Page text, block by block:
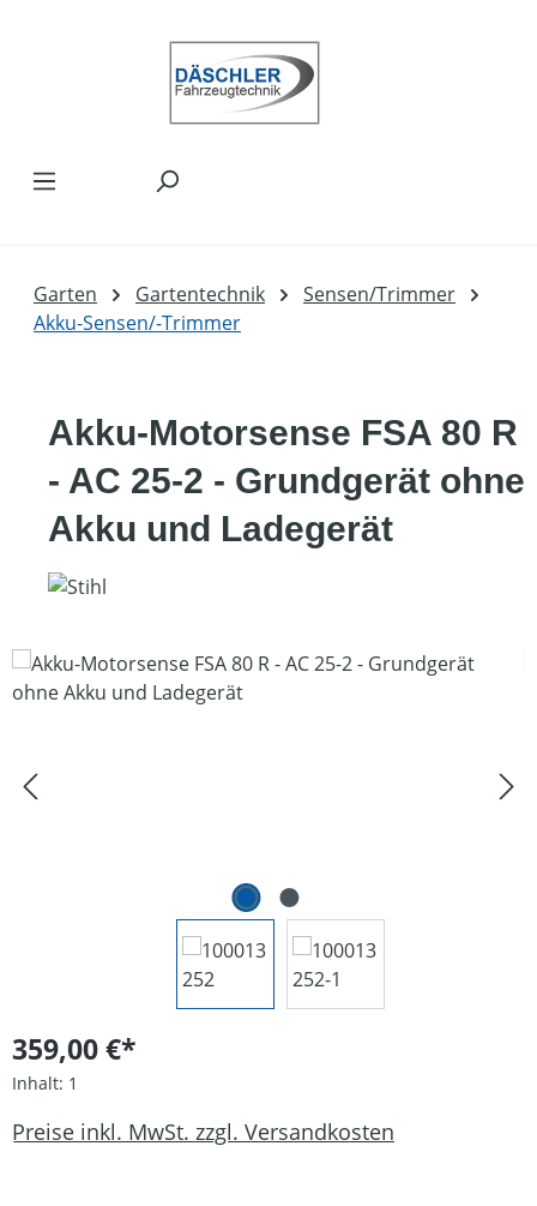
Garten Gartentechnik
Sensen/Trimmer
Akku-Sensen/-Trimmer
Akku-Motorsense FSA 80 R
- AC 25-2 - Grundgerät ohne
Akku und Ladegerät
Bildergalerie überspringen
359,00 €*
Inhalt: 1
Preise inkl. MwSt. zzgl. Versandkosten